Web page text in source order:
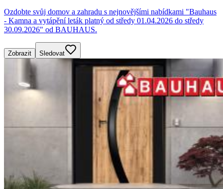
Ozdobte svůj domov a zahradu s nejnovějšími nabídkami "Bauhaus
- Kamna a vytápění leták platný od středy 01.04.2026 do středy
30.09.2026" od BAUHAUS.
Zobrazit Sledovat